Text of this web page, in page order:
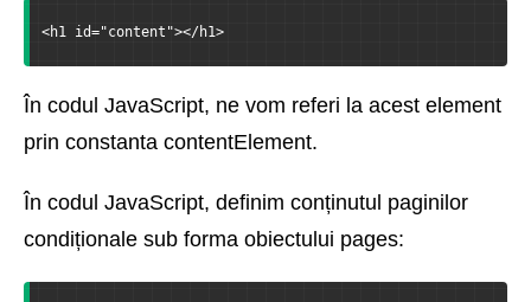
<h1 id="content"></h1>
În codul JavaScript, ne vom referi la acest element
prin constanta contentElement.
În codul JavaScript, definim conținutul paginilor
condiționale sub forma obiectului pages: